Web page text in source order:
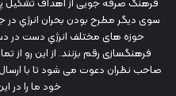
فرهنگ صرفه جویی از اهداف تشکیل
سوی دیگر مطرح بودن بحران انرژي
حوزه های مختلف انرژي دست در
فرهنگسازی رقم بزنند. از این رو
صاحب نظران دعوت می شود تا با
خود ما را در